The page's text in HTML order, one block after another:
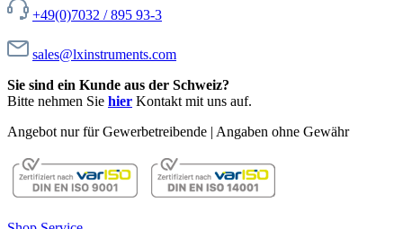
+49(0)7032 / 895 93-3
sales@lxinstruments.com
Sie sind ein Kunde aus der Schweiz?
Bitte nehmen Sie hier Kontakt mit uns auf.
Angebot nur für Gewerbetreibende | Angaben ohne Gewähr